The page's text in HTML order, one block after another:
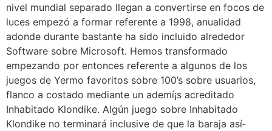
nivel mundial separado llegan a convertirse en focos de
luces empezó a formar referente a 1998, anualidad
adonde durante bastante ha sido incluido alrededor
Software sobre Microsoft. Hemos transformado
empezando por entonces referente a algunos de los
juegos de Yermo favoritos sobre 100’s sobre usuarios,
flanco a costado mediante un ademí¡s acreditado
Inhabitado Klondike. Algún juego sobre Inhabitado
Klondike no terminará inclusive de que la baraja así­